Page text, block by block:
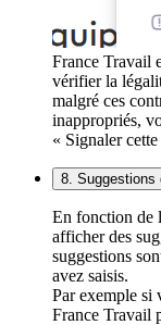
France Travail
vérifier la
malgré ces
inappropriés,
« Signaler
8. Suggestions
En fonction de
afficher des
suggestions
avez saisis.
Par exemple si
France Travail